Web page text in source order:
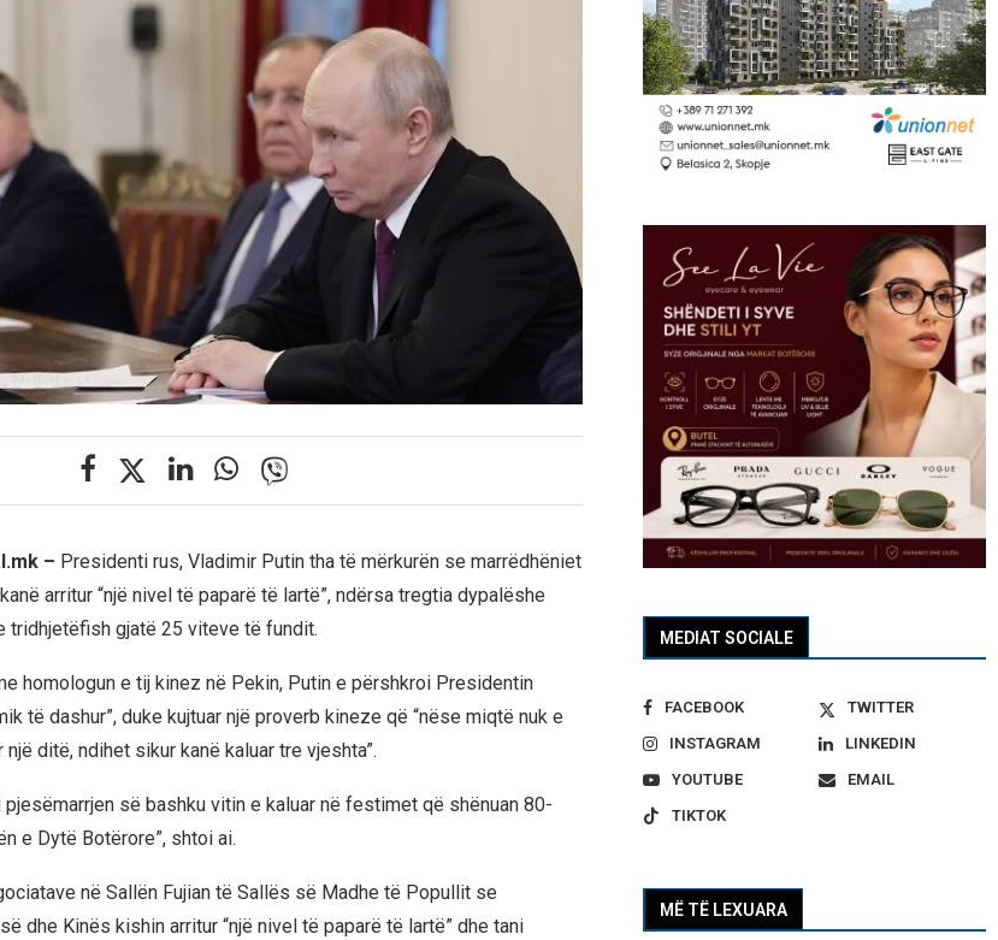
– Presidenti rus, Vladimir Putin tha të mërkurën se marrëdhëniet
arritur “një nivel të paparë të lartë”, ndërsa tregtia dypalëshe
tridhjetëfish gjatë 25 viteve të fundit.
homologun e tij kinez në Pekin, Putin e përshkroi Presidentin
të dashur”, duke kujtuar një proverb kineze që “nëse miqtë nuk e
ditë, ndihet sikur kanë kaluar tre vjeshta”.
pjesëmarrjen së bashku vitin e kaluar në festimet që shënuan 80-
e Dytë Botërore”, shtoi ai.
në Sallën Fujian të Sallës së Madhe të Popullit se
dhe Kinës kishin arritur “një nivel të paparë të lartë” dhe tani
MEDIAT SOCIALE
FACEBOOK
TWITTER
INSTAGRAM
LINKEDIN
YOUTUBE
EMAIL
TIKTOK
MË TË LEXUARA